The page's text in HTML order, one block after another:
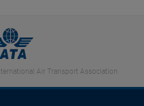
Air Transport Association